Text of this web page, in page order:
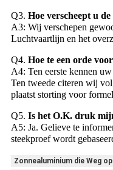
Q3. Hoe verscheept u
A3: Wij verschepen
Luchtvaartlijn en het
Q4. Hoe te een orde
A4: Ten eerste kennen
Ten tweede citeren wij
plaatst storting voor
Q5. Is het O.K. druk
A5: Ja. Gelieve te
steekproef wordt
Zonnealuminium die Weg